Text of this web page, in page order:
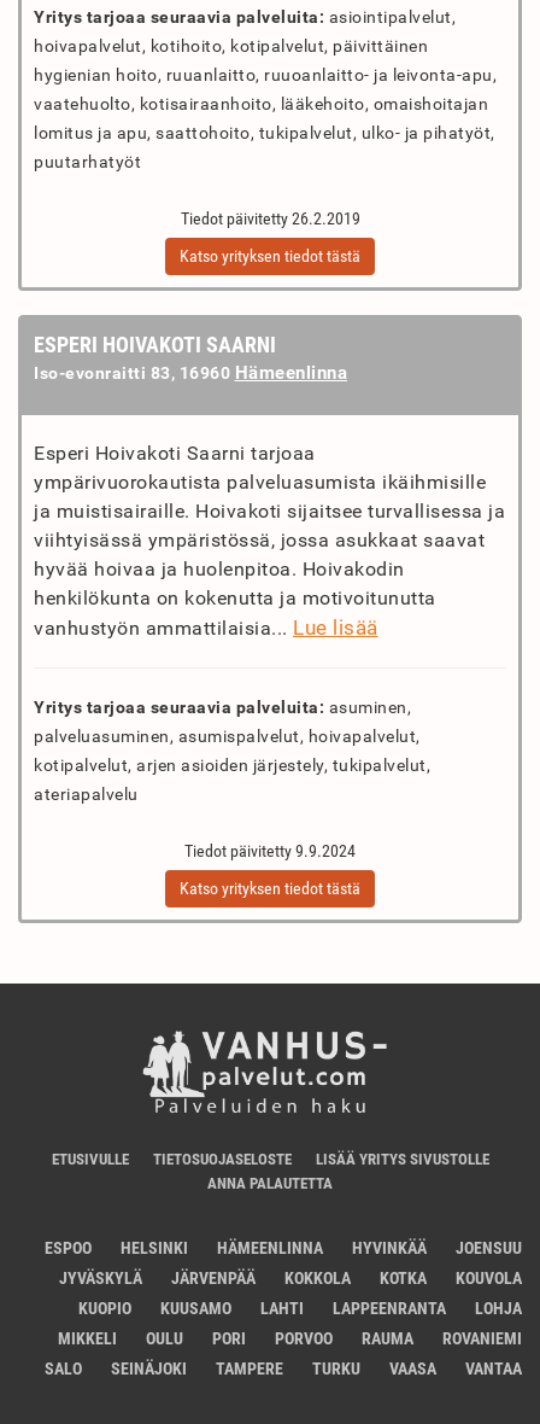
Yritys tarjoaa seuraavia palveluita: asiointipalvelut,
hoivapalvelut, kotihoito, kotipalvelut, päivittäinen
hygienian hoito, ruuanlaitto, ruuoanlaitto- ja leivonta-apu,
vaatehuolto, kotisairaanhoito, lääkehoito, omaishoitajan
lomitus ja apu, saattohoito, tukipalvelut, ulko- ja pihatyöt,
puutarhatyöt
Tiedot päivitetty 26.2.2019
Katso yrityksen tiedot tästä
ESPERI HOIVAKOTI SAARNI
Iso-evonraitti 83, 16960 Hämeenlinna
Esperi Hoivakoti Saarni tarjoaa
ympärivuorokautista palveluasumista ikäihmisille
ja muistisairaille. Hoivakoti sijaitsee turvallisessa ja
viihtyisässä ympäristössä, jossa asukkaat saavat
hyvää hoivaa ja huolenpitoa. Hoivakodin
henkilökunta on kokenutta ja motivoitunutta
vanhustyön ammattilaisia... Lue lisää
Yritys tarjoaa seuraavia palveluita: asuminen,
palveluasuminen, asumispalvelut, hoivapalvelut,
kotipalvelut, arjen asioiden järjestely, tukipalvelut,
ateriapalvelu
Tiedot päivitetty 9.9.2024
Katso yrityksen tiedot tästä
ETUSIVULLE TIETOSUOJASELOSTE
LISÄÄ YRITYS SIVUSTOLLE
ANNA PALAUTETTA
ESPOO HELSINKI HÄMEENLINNA HYVINKÄÄ
JOENSUU
JYVÄSKYLÄ
JÄRVENPÄÄ KOKKOLA KOTKA
KOUVOLA
KUOPIO
KUUSAMO LAHTI LAPPEENRANTA
LOHJA
MIKKELI
OULU PORI PORVOO RAUMA
ROVANIEMI
SALO
SEINÄJOKI TAMPERE TURKU VAASA VANTAA